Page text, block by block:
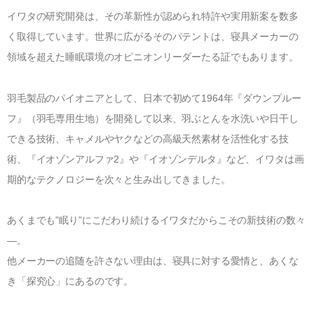
イワタの研究開発は、その革新性が認められ特許や実用新案を数多
く取得しています。世界に広がるそのパテントは、寝具メーカーの
領域を超えた睡眠環境のオピニオンリーダーたる証でもあります。
羽毛製品のパイオニアとして、日本で初めて1964年『ダウンプルー
フ』（羽毛専用生地）を開発して以来、羽ぶとんを水洗いや日干し
できる技術、キャメルやヤクなどの高級天然素材を活性化する技
術、『イオゾンアルファ2』や『イオゾンデルタ』など、イワタは画
期的なテクノロジーを次々と生み出してきました。
あくまでも”眠り”にこだわり続けるイワタだからこその新技術の数々
―。
他メーカーの追随を許さない理由は、寝具に対する愛情と、あくな
き「探究心」にあるのです。